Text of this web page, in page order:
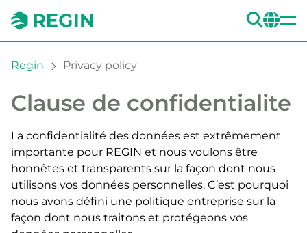
You are here:
Regin Privacy policy
Clause de confidentialite
La confidentialité des données est extrêmement
importante pour REGIN et nous voulons être
honnêtes et transparents sur la façon dont nous
utilisons vos données personnelles. C’est pourquoi
nous avons défini une politique entreprise sur la
façon dont nous traitons et protégeons vos